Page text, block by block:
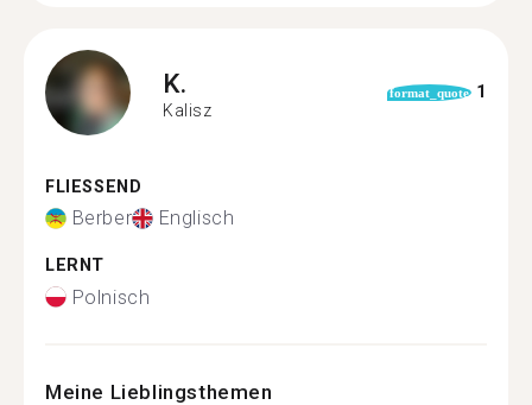
K.
Kalisz
format_quote 1
FLIESSEND
Berber Englisch
LERNT
Polnisch
Meine Lieblingsthemen